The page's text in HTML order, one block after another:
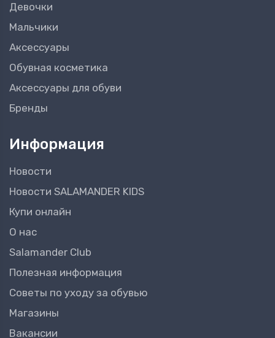
Девочки
Мальчики
Аксессуары
Обувная косметика
Аксессуары для обуви
Бренды
Информация
Новости
Новости SALAMANDER KIDS
Купи онлайн
О нас
Salamander Club
Полезная информация
Советы по уходу за обувью
Магазины
Вакансии